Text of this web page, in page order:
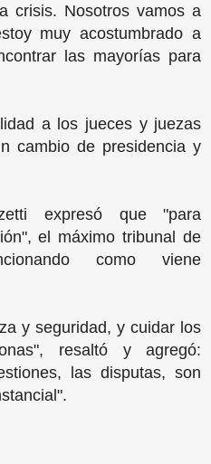
crisis. Nosotros vamos a
muy acostumbrado a
las mayorías para
a los jueces y juezas
cambio de presidencia y
expresó que "para
el máximo tribunal de
como viene
y seguridad, y cuidar los
resaltó y agregó:
las disputas, son